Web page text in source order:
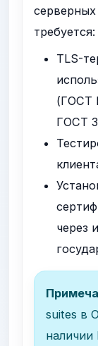
требуется:
TLS-
(ГОСТ
ГОСТ
через
suites в